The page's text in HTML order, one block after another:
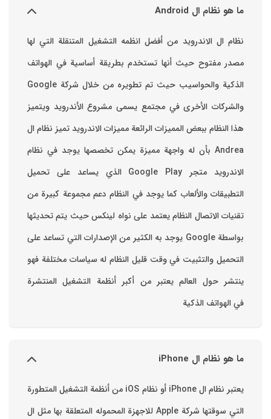
ما هو نظام ال Android
نظام ال الاندرويد من أفضل انظمه التشغيل المتنقلة التي لها
مصدر مفتوح حيث أنها تستخدم بطريقة أساسية في الهواتف
والشركات الأخرى في مجتمع يسمى مشروع الأندرويد ويتميز
هذا النظام ببعض المميزات الرائعة ‏مميزات الاندرويد ‏تميز نظام ال
Andrea بأن له واجهة مميزة يمكن تخصصها ‏يوجد في نظام
الاندرويد متجر Google Play الذي يساعد على تحميل
التطبيقات والألعاب ‏كما يوجد في النظام دعم مجموعة كبيرة من
تقنيات الاتصال ‏النظام يعتمد على نواه لينكس حيث يتم تحديثها
بواسطة ‫Google‬ ‏يوجد به الكثير من الإصدارات التي تساعد على
التحميل والتثبيت في وقت قليل ‏النظام له سياسات مختلفة فهو
ينتشر حول العالم يعتبر من أكبر أنظمة التشغيل المنتشرة
في الهواتف الذكية
ما هو نظام ال iPhone
يعتبر نظام ال iPhone أو نظام iOS من أنظمة التشغيل المتطورة
التي سوقتها شركة Apple للاجهزة المحموله المتعلقة بها مثل ال